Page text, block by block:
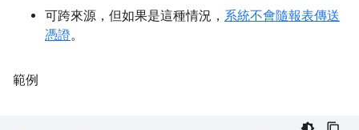
可跨來源，但如果是這種情況， 系統不會隨報表傳送
憑證。
範例